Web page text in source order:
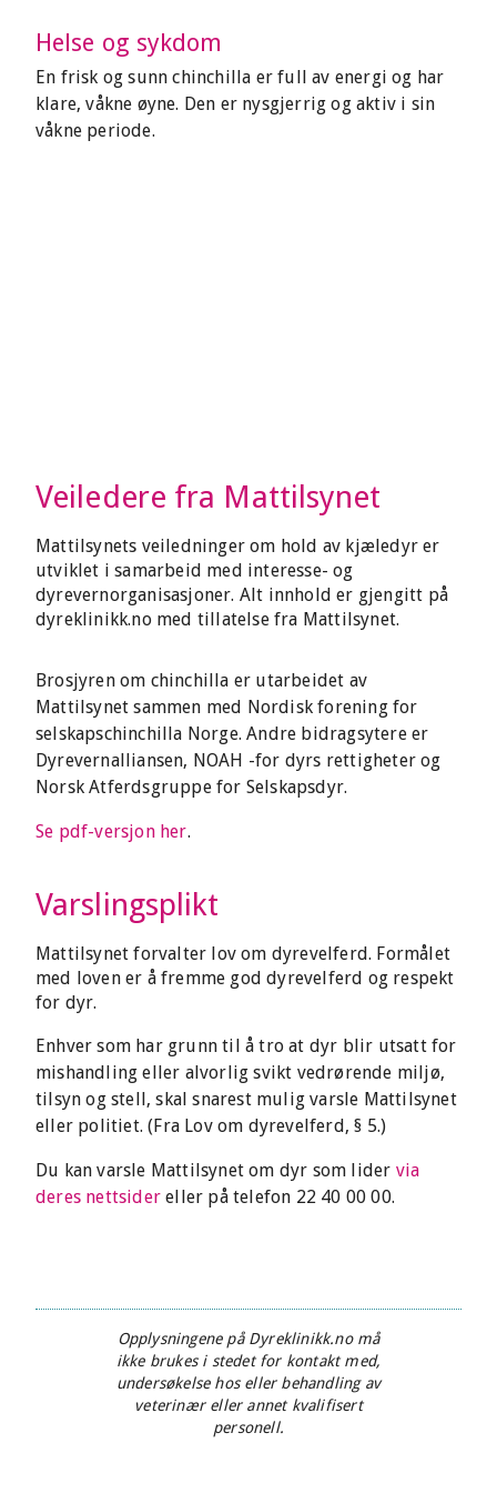
Helse og sykdom
En frisk og sunn chinchilla er full av energi og har
klare, våkne øyne. Den er nysgjerrig og aktiv i sin
våkne periode.
Veiledere fra Mattilsynet
Mattilsynets veiledninger om hold av kjæledyr er
utviklet i samarbeid med interesse- og
dyrevernorganisasjoner. Alt innhold er gjengitt på
dyreklinikk.no med tillatelse fra Mattilsynet.
Brosjyren om chinchilla er utarbeidet av
Mattilsynet sammen med Nordisk forening for
selskapschinchilla Norge. Andre bidragsytere er
Dyrevernalliansen, NOAH -for dyrs rettigheter og
Norsk Atferdsgruppe for Selskapsdyr.
Se pdf-versjon her.
Varslingsplikt
Mattilsynet forvalter lov om dyrevelferd. Formålet
med loven er å fremme god dyrevelferd og respekt
for dyr.
Enhver som har grunn til å tro at dyr blir utsatt for
mishandling eller alvorlig svikt vedrørende miljø,
tilsyn og stell, skal snarest mulig varsle Mattilsynet
eller politiet. (Fra Lov om dyrevelferd, § 5.)
Du kan varsle Mattilsynet om dyr som lider via
deres nettsider eller på telefon 22 40 00 00.
Opplysningene på Dyreklinikk.no må
ikke brukes i stedet for kontakt med,
undersøkelse hos eller behandling av
veterinær eller annet kvalifisert
personell.